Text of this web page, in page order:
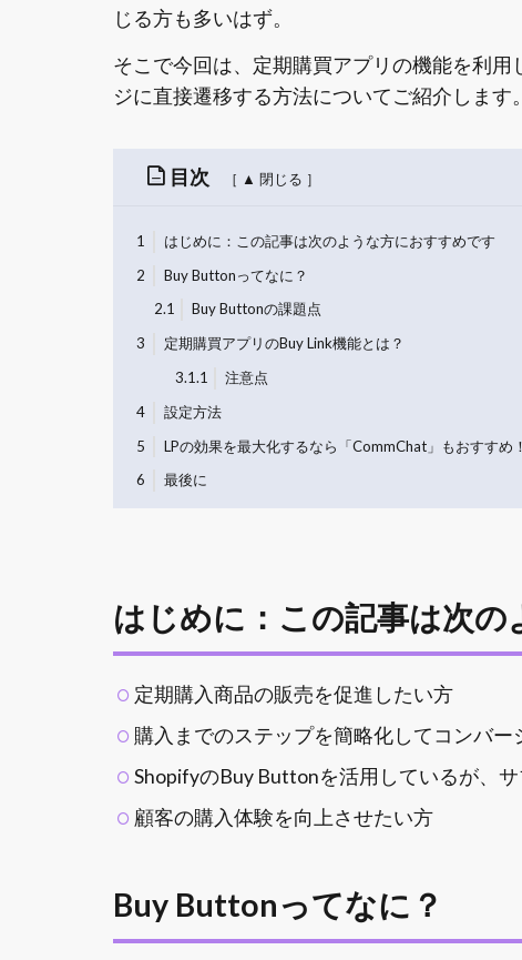
じる方も多いはず。
そこで今回は、定期購買アプリの機能を利
ジに直接遷移する方法についてご紹介します。
目次
1
はじめに：この記事は次のような方におすすめです
2
Buy Buttonってなに？
2.1
Buy Buttonの課題点
3
定期購買アプリのBuy Link機能とは？
3.1.1
注意点
4
設定方法
5
LPの効果を最大化するなら「CommChat」もおすすめ！
6
最後に
はじめに：この記事は次
定期購入商品の販売を促進したい方
購入までのステップを簡略化してコンバー
ShopifyのBuy Buttonを活用しているが、
顧客の購入体験を向上させたい方
Buy Buttonってなに？